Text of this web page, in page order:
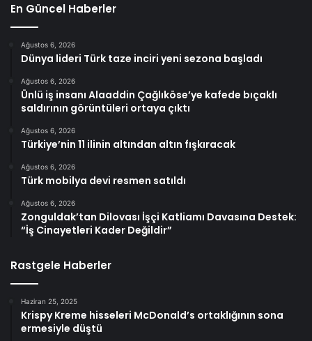
En Güncel Haberler
Ağustos 6, 2026
Dünya lideri Türk taze inciri yeni sezona başladı
Ağustos 6, 2026
Ünlü iş insanı Alaaddin Çağlıköse’ye kafede bıçaklı
saldırının görüntüleri ortaya çıktı
Ağustos 6, 2026
Türkiye’nin 11 ilinin altından altın fışkıracak
Ağustos 6, 2026
Türk mobilya devi resmen satıldı
Ağustos 6, 2026
Zonguldak’tan Dilovası İşçi Katliamı Davasına Destek:
“İş Cinayetleri Kader Değildir”
Rastgele Haberler
Haziran 25, 2025
Krispy Kreme hisseleri McDonald’s ortaklığının sona
ermesiyle düştü